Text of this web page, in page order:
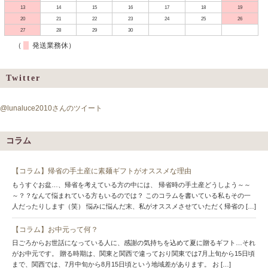
13
14 15 16 17 18
19
20
21 22 23 24 25
26
27
28 29 30
（ 発送業務休）
Twitter
@lunaluce2010さんのツイート
コラム
【コラム】帰省の手土産に素麺ギフトがオススメな理由
もうすぐお盆…、帰省を考えている方の中には、 帰省時の手土産どうしよう～～
～？？なんて悩まれている方もいるのでは？ このコラムを書いている私もその一
人だったりします（笑） 悩みに悩んだ末、私がオススメさせていただく帰省の […]
【コラム】お中元って何？
日ごろからお世話になっている人に、感謝の気持ちを込めて夏に贈るギフト…それ
がお中元です。 贈る時期は、関東と関西で違っており関東では7月上旬から15日頃
まで、関西では、7月中旬から8月15日頃という地域差があります。 お […]